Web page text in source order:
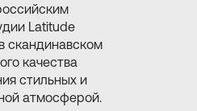
Latitude
скандинавском
качества
стильных и
атмосферой.